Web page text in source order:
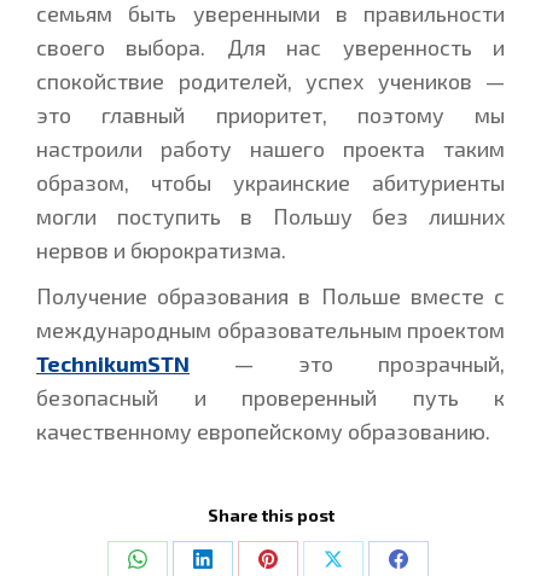
семьям быть уверенными в правильности
своего выбора. Для нас уверенность и
спокойствие родителей, успех учеников —
это главный приоритет, поэтому мы
настроили работу нашего проекта таким
образом, чтобы украинские абитуриенты
могли поступить в Польшу без лишних
нервов и бюрократизма.
Получение образования в Польше вместе с
международным образовательным проектом
TechnikumSTN — это прозрачный,
безопасный и проверенный путь к
качественному европейскому образованию.
Share this post